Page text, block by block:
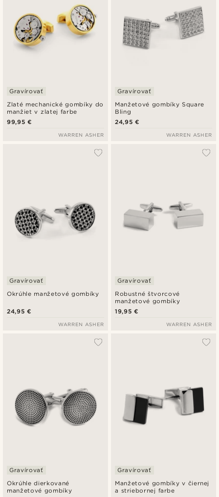
Zlaté mechanické gombíky do
manžiet v zlatej farbe
Gravírovať
99,95 €
WARREN ASHER
Manžetové gombíky Square
Bling
Gravírovať
24,95 €
WARREN ASHER
Okrúhle manžetové gombíky
Gravírovať
24,95 €
WARREN ASHER
Robustné štvorcové
manžetové gombíky
Gravírovať
19,95 €
WARREN ASHER
Okrúhle dierkované
manžetové gombíky
Gravírovať
Manžetové gombíky v čiernej
a striebornej farbe
Gravírovať